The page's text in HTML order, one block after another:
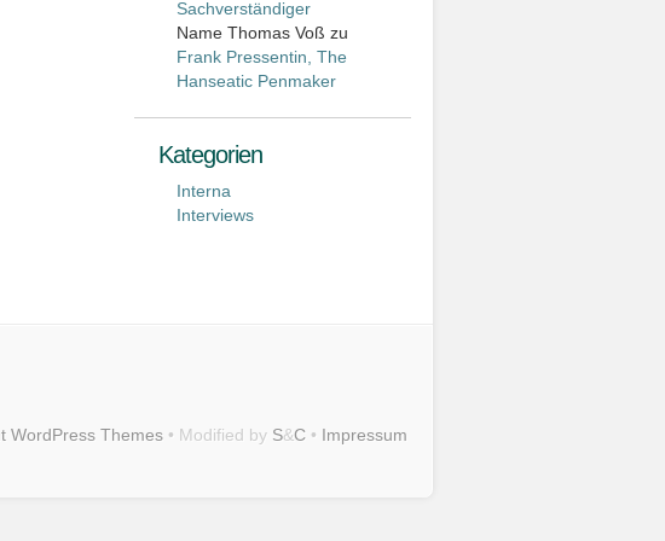
Sachverständiger
Name Thomas Voß zu
Frank Pressentin, The
Hanseatic Penmaker
Kategorien
Interna
Interviews
WordPress Themes • Modified by S&C • Impressum